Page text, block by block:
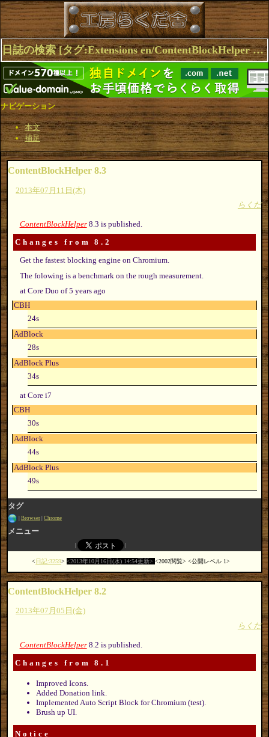
日誌の検索 [タグ:Extensions en/ContentBlockHelper en Opera] 1～3(3件中)
ナビゲーション
本文
補足
ContentBlockHelper 8.3
2013年07月11日(木)
らくだ
ContentBlockHelper8.3 is published.
Changes from 8.2
Get the fastest blocking engine on Chromium.
The folowing is a benchmark on the rough measurement.
at Core Duo of 5 years ago
CBH
24s
AdBlock
28s
AdBlock Plus
34s
at Core i7
CBH
30s
AdBlock
44s
AdBlock Plus
49s
タグ
Browser Chrome
メニュー
日記:3259 2013年10月16日(水) 14:54更新 2002閲覧 公開レベル 1
ContentBlockHelper 8.2
2013年07月05日(金)
らくだ
ContentBlockHelper8.2 is published.
Changes from 8.1
Improved Icons.
Added Donation link.
Implemented Auto Script Block for Chromium (test).
Brush up UI.
Notice